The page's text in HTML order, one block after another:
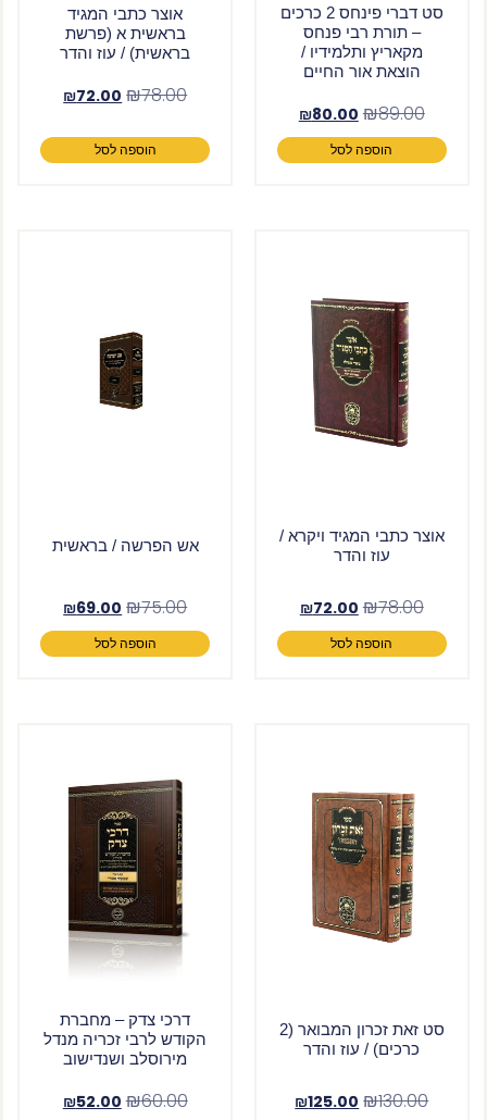
סט דברי פינחס 2 כרכים
– תורת רבי פנחס
מקאריץ ותלמידיו /
הוצאת אור החיים
₪89.00
₪80.00
הוספה לסל
אוצר כתבי המגיד
בראשית א (פרשת
בראשית) / עוז והדר
₪78.00
₪72.00
הוספה לסל
אוצר כתבי המגיד ויקרא /
עוז והדר
₪78.00
₪72.00
הוספה לסל
אש הפרשה / בראשית
₪75.00
₪69.00
הוספה לסל
סט זאת זכרון המבואר (2
כרכים) / עוז והדר
₪130.00
₪125.00
דרכי צדק – מחברת
הקודש לרבי זכריה מנדל
מירוסלב ושנדישוב
₪60.00
₪52.00